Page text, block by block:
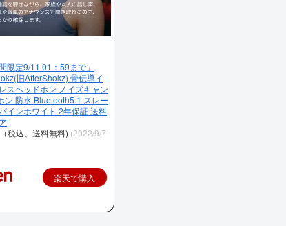
限定9/11 01：59まで」
旧AfterShokz) 骨伝導イ
スヘッドホン ノイズキャン
ン 防水 Bluetooth5.1 スレー
インホワイト 2年保証 送料
税込、送料無料) (2022/9/7
楽天で購入